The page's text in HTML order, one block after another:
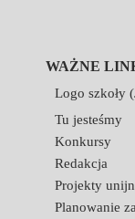
WAŻNE
Logo szkoły
Tu jesteśmy
Konkursy
Redakcja
Projekty
Planowanie